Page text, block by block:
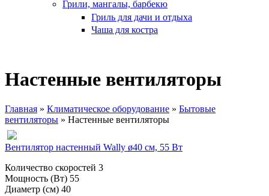
Грили, мангалы, барбекю
Гриль для дачи и отдыха
Чаша для костра
Настенные вентиляторы
Вы здесь
Главная » Климатическое оборудование » Бытовые
вентиляторы » Настенные вентиляторы
Вентилятор настенный Wally ø40 см, 55 Вт
Количество скоростей 3
Мощность (Вт) 55
Диаметр (см) 40